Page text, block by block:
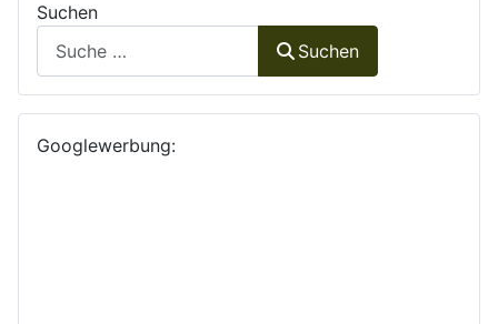
Suchen
Suchen
Googlewerbung: